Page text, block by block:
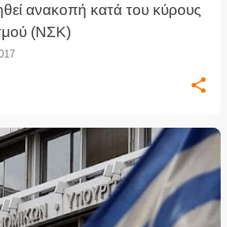
ανακοπή κατά του κύρους
(ΝΣΚ)